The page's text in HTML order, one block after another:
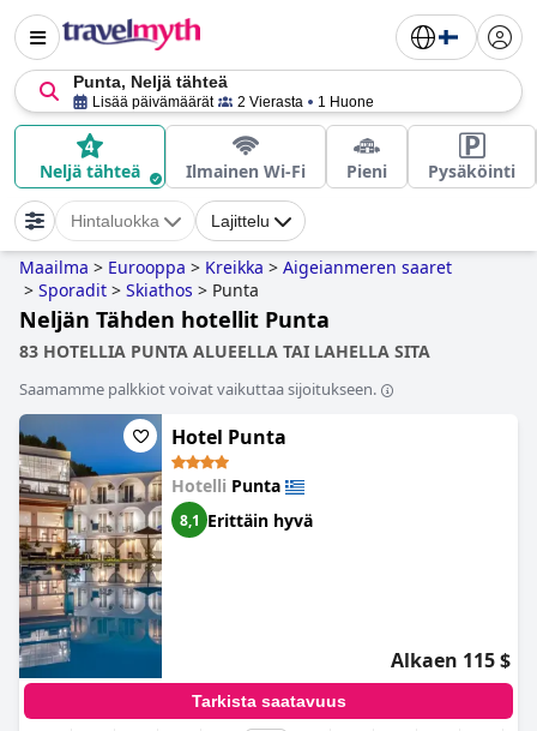
Punta, Neljä tähteä
Lisää päivämäärät 2 Vierasta 1 Huone
Neljä tähteä Ilmainen Wi-Fi Pieni Pysäköinti
Hintaluokka Lajittelu
Maailma > Eurooppa > Kreikka > Aigeianmeren saaret
> Sporadit > Skiathos > Punta
Neljän Tähden hotellit Punta
83 HOTELLIA PUNTA ALUEELLA TAI LAHELLA SITA
Saamamme palkkiot voivat vaikuttaa sijoitukseen.
Hotel Punta
Hotelli Punta
8,1 Erittäin hyvä
Alkaen 115 $
Tarkista saatavuus